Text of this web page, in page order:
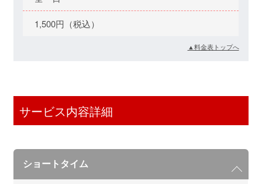
1,500円（税込）
▲料金表トップへ
サービス内容詳細
ショートタイム